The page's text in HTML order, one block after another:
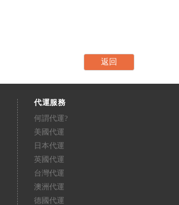
代運服務
何謂代運?
美國代運
日本代運
英國代運
台灣代運
澳洲代運
德國代運